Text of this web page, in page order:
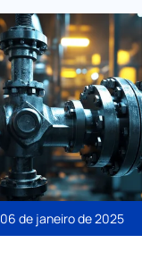
06 de janeiro de 2025